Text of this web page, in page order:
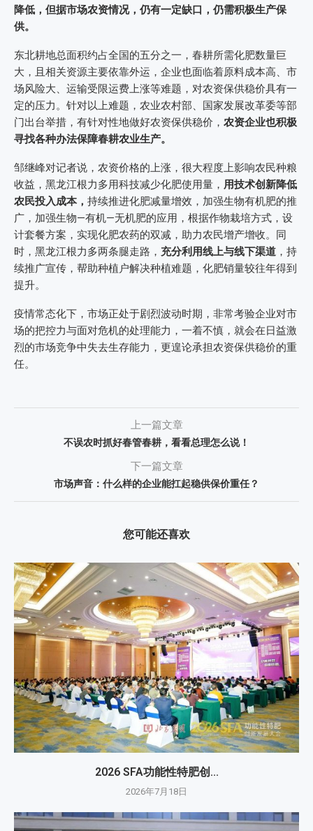
降低，但据市场农资情况，仍有一定缺口，仍需积极生产保
供。
东北耕地总面积约占全国的五分之一，春耕所需化肥数量巨
大，且相关资源主要依靠外运，企业也面临着原料成本高、市
场风险大、运输受限运费上涨等难题，对农资保供稳价具有一
定的压力。针对以上难题，农业农村部、国家发展改革委等部
门出台举措，有针对性地做好农资保供稳价， 农资企业也积极
寻找各种办法保障春耕农业生产。
邹继峰对记者说，农资价格的上涨，很大程度上影响农民种粮
收益，黑龙江根力多用科技减少化肥使用量， 用技术创新降低
农民投入成本， 持续推进化肥减量增效，加强生物有机肥的推
广，加强生物—有机—无机肥的应用，根据作物栽培方式，设
计套餐方案，实现化肥农药的双减，助力农民增产增收。同
时，黑龙江根力多两条腿走路， 充分利用线上与线下渠道 ，持
续推广宣传，帮助种植户解决种植难题，化肥销量较往年得到
提升。
疫情常态化下，市场正处于剧烈波动时期，非常考验企业对市
场的把控力与面对危机的处理能力，一着不慎，就会在日益激
烈的市场竞争中失去生存能力，更遑论承担农资保供稳价的重
任。
上一篇文章
不误农时抓好春管春耕，看看总理怎么说！
下一篇文章
市场声音：什么样的企业能扛起稳供保价重任？
您可能还喜欢
2026 SFA功能性特肥创...
2026年7月18日